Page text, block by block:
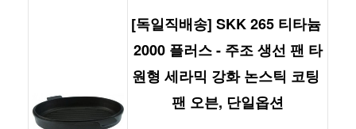
[독일직배송] SKK 265 티타늄
2000 플러스 - 주조 생선 팬 타
원형 세라믹 강화 논스틱 코팅
팬 오븐, 단일옵션